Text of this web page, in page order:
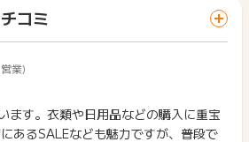
合には、1商品につき99円以下は切り
ントと加算ポイント数が異なる場合が
くださいますようお願いいたします。
た場合
比較サイト、検索サイトなどを経由し
お買い物を利用されたことがある場合
削除をおこなっていただくことを推奨
時にお電話など2つ以上の申し込み方
ト上のWEBフォームからお申し込みく
される場合がございますが、ご利用さ
れます。
ポイントに関する詳細を把握しており
ンのポイントに関するお問い合わせを
ようお願いいたします。
しているオンラインモールの一つであ
ーネットショッピング関連サービスで
たびに楽天カードを使用すると効率良
コミ
業)
ます。衣類や日用品などの購入に重宝
あるSALEなども魅力ですが、普段で